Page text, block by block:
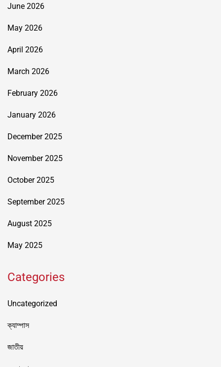
June 2026
May 2026
April 2026
March 2026
February 2026
January 2026
December 2025
November 2025
October 2025
September 2025
August 2025
May 2025
Categories
Uncategorized
ক্যাম্পাস
জাতীয়